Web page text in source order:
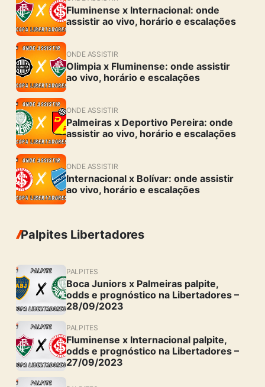
Fluminense x Internacional: onde
assistir ao vivo, horário e escalações
ONDE ASSISTIR
Olimpia x Fluminense: onde assistir
ao vivo, horário e escalações
ONDE ASSISTIR
Palmeiras x Deportivo Pereira: onde
assistir ao vivo, horário e escalações
ONDE ASSISTIR
Internacional x Bolívar: onde assistir
ao vivo, horário e escalações
Palpites Libertadores
PALPITES
Boca Juniors x Palmeiras palpite,
odds e prognóstico na Libertadores –
28/09/2023
PALPITES
Fluminense x Internacional palpite,
odds e prognóstico na Libertadores –
27/09/2023